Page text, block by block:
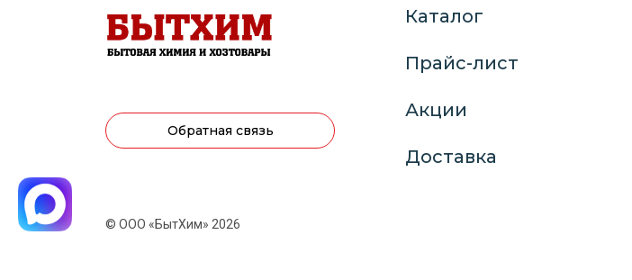
Обратная связь
Каталог
Прайс-лист
Акции
Доставка
© ООО «БытХим» 2026